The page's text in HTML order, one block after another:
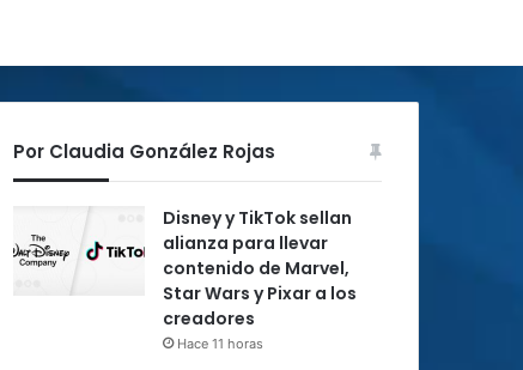
Por Claudia González Rojas
Disney y TikTok sellan
alianza para llevar
contenido de Marvel,
Star Wars y Pixar a los
creadores
Hace 11 horas